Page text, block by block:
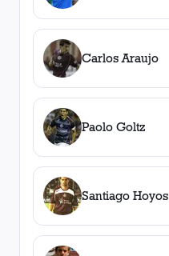
Carlos Araujo
Paolo Goltz
Santiago Hoyos